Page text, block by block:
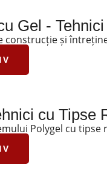
Gel -
construcție și
cu Tipse
Polygel cu